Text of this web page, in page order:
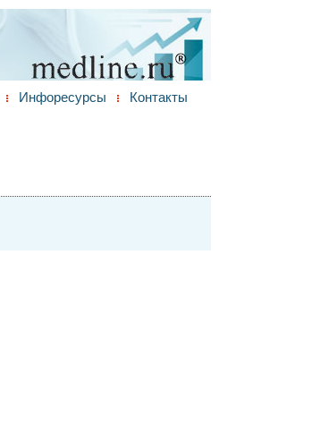
Инфоресурсы Контакты